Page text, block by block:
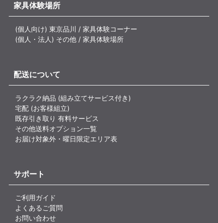
家具体験場所
(個人向け) 東京品川 / 家具体験コーナー
(個人・法人) その他 / 家具体験場所
配送について
ラクラク納品 (組み立てサービス付き)
宅配 (お客様組立)
既存引き取り 有料サービス
その他送料オプション一覧
お届け対象外・曜日限定エリア表
サポート
ご利用ガイド
よくあるご質問
お問い合わせ